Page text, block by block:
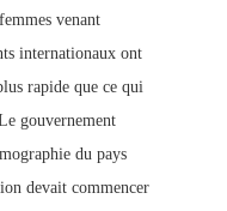
venant
internationaux ont
rapide que ce qui
gouvernement
du pays
devait commencer